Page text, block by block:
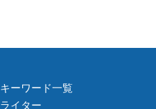
キーワード一覧
ライター